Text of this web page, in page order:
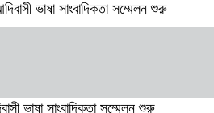
ভাষা সাংবাদিকতা সম্মেলন শুরু
তুলে ধরবে সরকার : প্রধানমন্ত্রী
সর্বোচ্চ চেষ্টা চালিয়ে যাচ্ছে: প্রধানমন্ত্রী
ভাষা সাংবাদিকতা সম্মেলন শুরু